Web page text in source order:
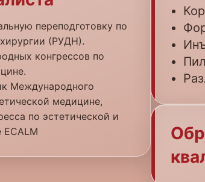
переподготовку по
(РУДН).
конгрессов по
Международного
медицине,
по эстетической и